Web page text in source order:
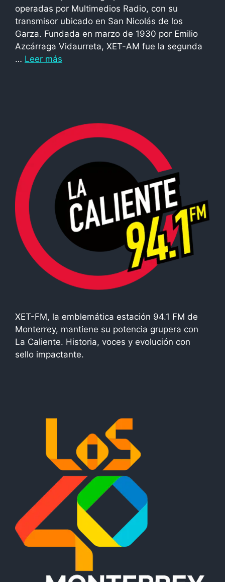
operadas por Multimedios Radio, con su
transmisor ubicado en San Nicolás de los
Garza. Fundada en marzo de 1930 por Emilio
Azcárraga Vidaurreta, XET-AM fue la segunda
… Leer más
XET-FM, la emblemática estación 94.1 FM de
Monterrey, mantiene su potencia grupera con
La Caliente. Historia, voces y evolución con
sello impactante.